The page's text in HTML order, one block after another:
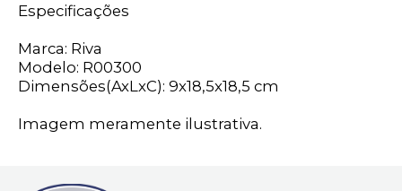
Especificações
Marca: Riva
Modelo: R00300
Dimensões(AxLxC): 9x18,5x18,5 cm
Imagem meramente ilustrativa.